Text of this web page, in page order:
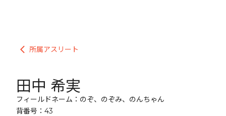
arrow_back_ios 所属アスリート
田中 希実
フィールドネーム：のぞ、のぞみ、のんちゃん
背番号：43